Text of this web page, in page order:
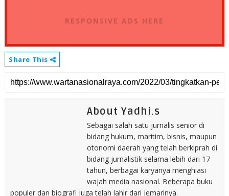
RESPONSIVE ADS HERE
Share This
About Yadhi.s
Sebagai salah satu jurnalis senior di
bidang hukum, maritim, bisnis, maupun
otonomi daerah yang telah berkiprah di
bidang jurnalistik selama lebih dari 17
tahun, berbagai karyanya menghiasi
wajah media nasional. Beberapa buku
populer dan biografi juga telah lahir dari jemarinya.